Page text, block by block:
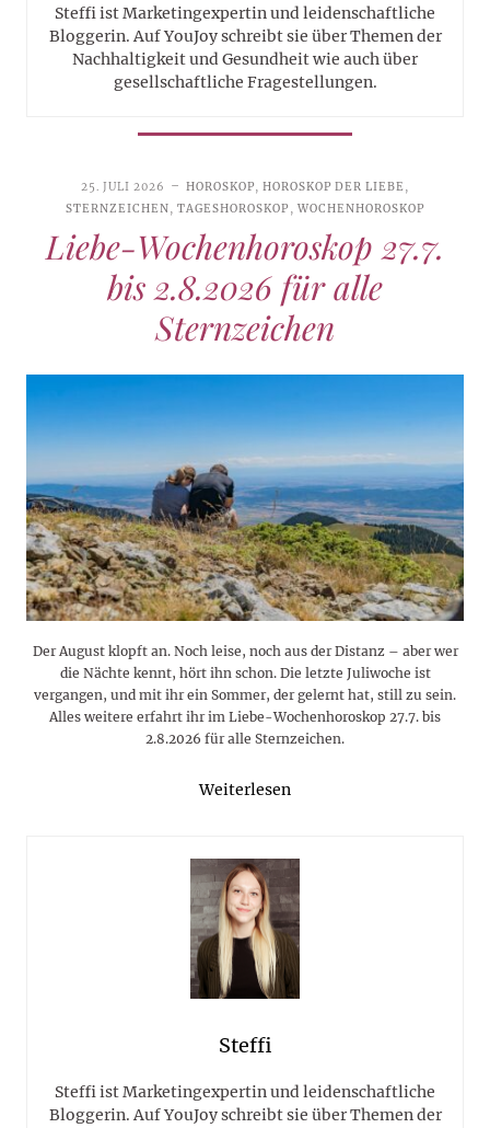
Steffi ist Marketingexpertin und leidenschaftliche
Bloggerin. Auf YouJoy schreibt sie über Themen der
Nachhaltigkeit und Gesundheit wie auch über
gesellschaftliche Fragestellungen.
25. JULI 2026 HOROSKOP,HOROSKOP DER LIEBE,
STERNZEICHEN,TAGESHOROSKOP, WOCHENHOROSKOP
Liebe-Wochenhoroskop 27.7.
bis 2.8.2026 für alle
Sternzeichen
Der August klopft an. Noch leise, noch aus der Distanz – aber wer
die Nächte kennt, hört ihn schon. Die letzte Juliwoche ist
vergangen, und mit ihr ein Sommer, der gelernt hat, still zu sein.
Alles weitere erfahrt ihr im Liebe-Wochenhoroskop 27.7. bis
2.8.2026 für alle Sternzeichen.
Weiterlesen
Steffi
Steffi ist Marketingexpertin und leidenschaftliche
Bloggerin. Auf YouJoy schreibt sie über Themen der